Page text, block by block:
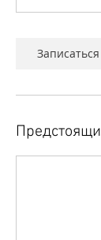
Записаться